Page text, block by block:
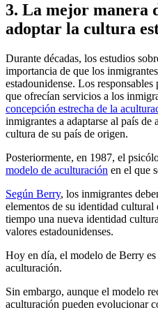
3. La mejor manera
adoptar la cultura
Durante décadas, los estudios
importancia de que los
estadounidense. Los
que ofrecían servicios a los
concepción estrecha de la
inmigrantes a adaptarse al país de
cultura de su país de origen.
Posteriormente, en 1987, el
modelo de aculturación en el que
Según Berry, los inmigrantes
elementos de su identidad
tiempo una nueva identidad
valores estadounidenses.
Hoy en día, el modelo de Berry
aculturación.
Sin embargo, aunque el modelo
aculturación pueden evolucionar